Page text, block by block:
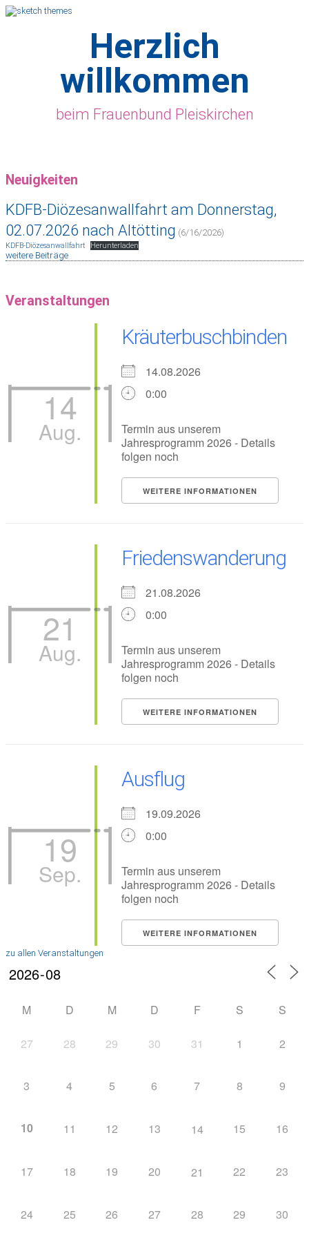
Herzlich
willkommen
beim Frauenbund Pleiskirchen
Neuigkeiten
KDFB-Diözesanwallfahrt am Donnerstag,
02.07.2026 nach Altötting (6/16/2026)
KDFB-Diözesanwallfahrt Herunterladen
weitere Beiträge
Veranstaltungen
14
Aug.
Kräuterbuschbinden
14.08.2026
0:00
Termin aus unserem
Jahresprogramm 2026 - Details
folgen noch
WEITERE INFORMATIONEN
21
Aug.
Friedenswanderung
21.08.2026
0:00
Termin aus unserem
Jahresprogramm 2026 - Details
folgen noch
WEITERE INFORMATIONEN
19
Sep.
Ausflug
19.09.2026
0:00
Termin aus unserem
Jahresprogramm 2026 - Details
folgen noch
WEITERE INFORMATIONEN
zu allen Veranstaltungen
M D M D F S S
27 28 29 30 31 1 2
3 4 5 6 7 8 9
10 11 12 13 14 15 16
17 18 19 20 21 22 23
24 25 26 27 28 29 30